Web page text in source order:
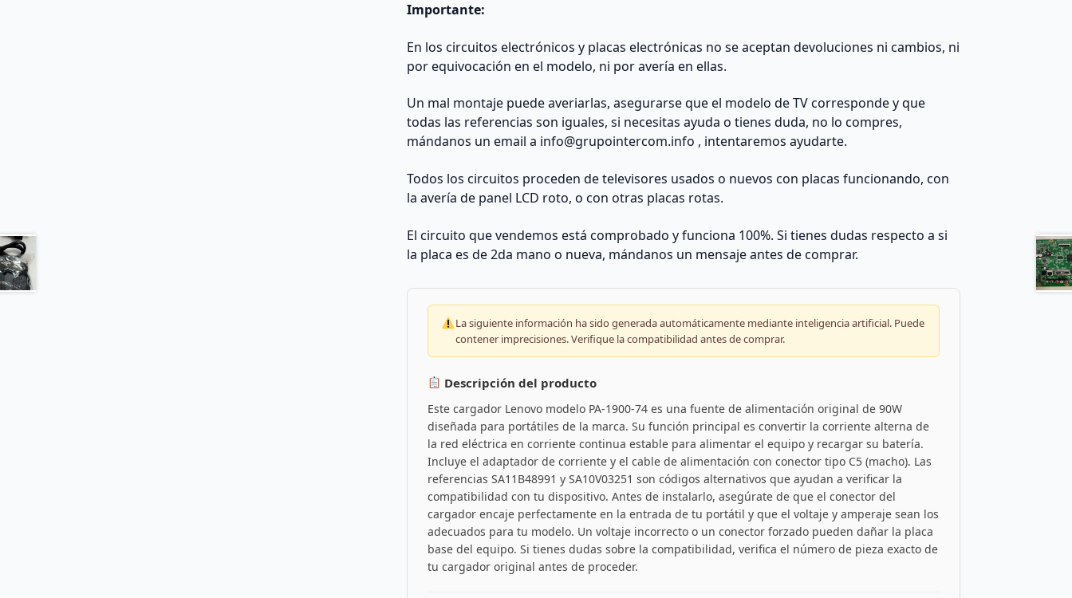
Importante:
En los circuitos electrónicos y placas electrónicas no se aceptan devoluciones ni cambios, ni
por equivocación en el modelo, ni por avería en ellas.
Un mal montaje puede averiarlas, asegurarse que el modelo de TV corresponde y que
todas las referencias son iguales, si necesitas ayuda o tienes duda, no lo compres,
mándanos un email a info@grupointercom.info , intentaremos ayudarte.
Todos los circuitos proceden de televisores usados o nuevos con placas funcionando, con
la avería de panel LCD roto, o con otras placas rotas.
El circuito que vendemos está comprobado y funciona 100%. Si tienes dudas respecto a si
la placa es de 2da mano o nueva, mándanos un mensaje antes de comprar.
La siguiente información ha sido generada automáticamente mediante inteligencia artificial. Puede
contener imprecisiones. Verifique la compatibilidad antes de comprar.
Descripción del producto
Este cargador Lenovo modelo PA-1900-74 es una fuente de alimentación original de 90W
diseñada para portátiles de la marca. Su función principal es convertir la corriente alterna de
la red eléctrica en corriente continua estable para alimentar el equipo y recargar su batería.
Incluye el adaptador de corriente y el cable de alimentación con conector tipo C5 (macho). Las
referencias SA11B48991 y SA10V03251 son códigos alternativos que ayudan a verificar la
compatibilidad con tu dispositivo. Antes de instalarlo, asegúrate de que el conector del
cargador encaje perfectamente en la entrada de tu portátil y que el voltaje y amperaje sean los
adecuados para tu modelo. Un voltaje incorrecto o un conector forzado pueden dañar la placa
base del equipo. Si tienes dudas sobre la compatibilidad, verifica el número de pieza exacto de
tu cargador original antes de proceder.